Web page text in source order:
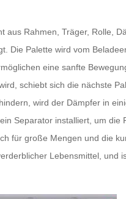
aus Rahmen, Träger, Rolle,
Die Palette wird vom
eine sanfte
schiebt sich die nächste
wird der Dämpfer in
Separator installiert, um die
für große Mengen und die
Lebensmittel, und